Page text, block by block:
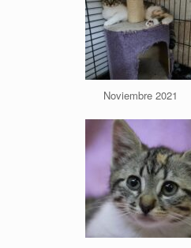
Noviembre 2021